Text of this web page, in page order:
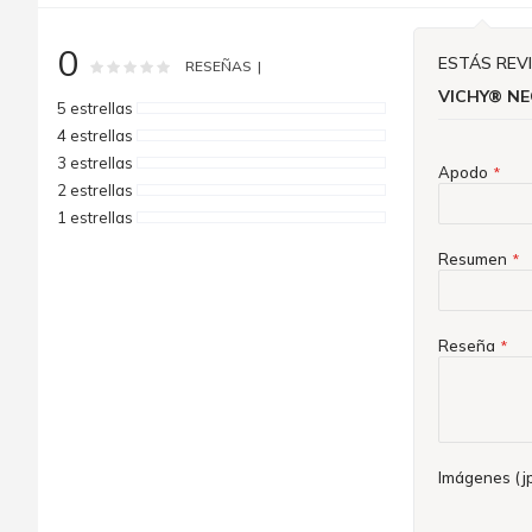
0 Rating: % of100
RESEÑAS
5 estrellas
4 estrellas
3 estrellas
2 estrellas
1 estrellas
ESTÁS
VICHY®
Apodo
Resumen
Reseña
Imágenes